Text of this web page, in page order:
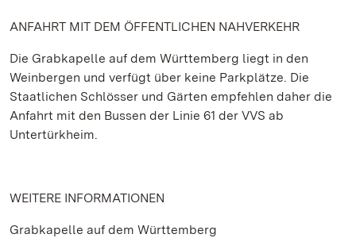
ANFAHRT MIT DEM ÖFFENTLICHEN NAHVERKEHR
Die Grabkapelle auf dem Württemberg liegt in den
Weinbergen und verfügt über keine Parkplätze. Die
Staatlichen Schlösser und Gärten empfehlen daher die
Anfahrt mit den Bussen der Linie 61 der VVS ab
Untertürkheim.
WEITERE INFORMATIONEN
Grabkapelle auf dem Württemberg